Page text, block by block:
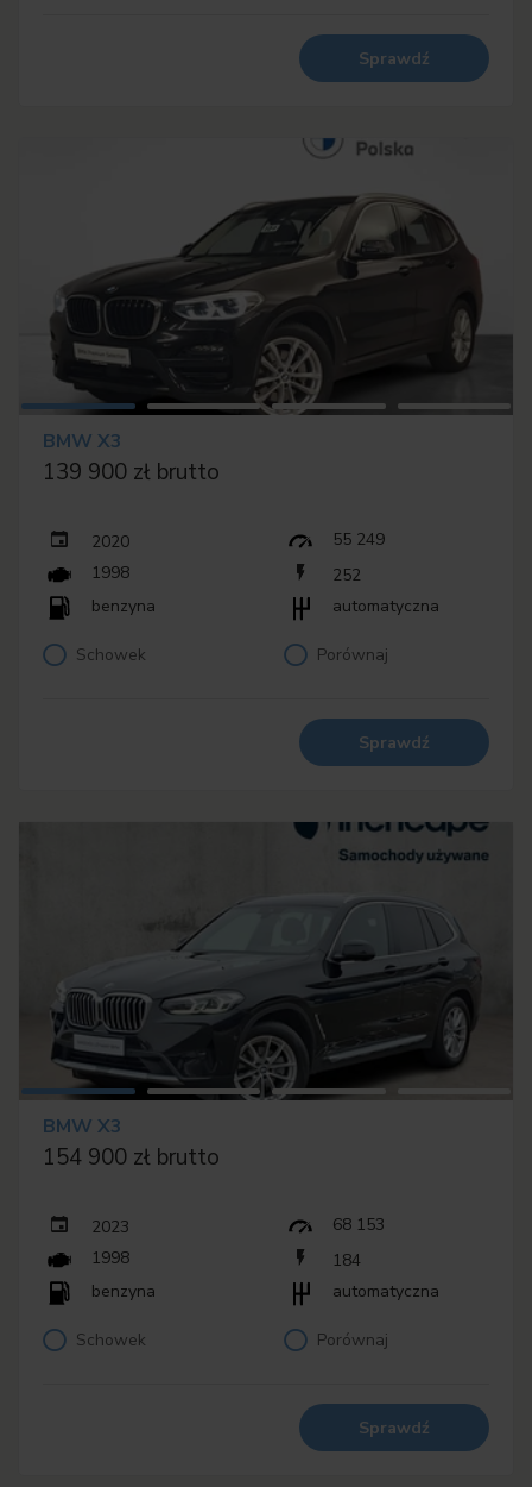
Sprawdź
BMW X3
139 900 zł brutto
2020
55 249
1998
252
benzyna
automatyczna
Schowek Porównaj
Sprawdź
BMW X3
154 900 zł brutto
2023
68 153
1998
184
benzyna
automatyczna
Schowek Porównaj
Sprawdź